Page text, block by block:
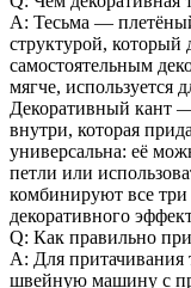
A: Тесьма —
структурой,
самостоятельным
мягче, используется
Декоративный кант
внутри, которая
универсальна: её
петли или
комбинируют все
декоративного
Q: Как правильно
A: Для притачивания
швейную машину с